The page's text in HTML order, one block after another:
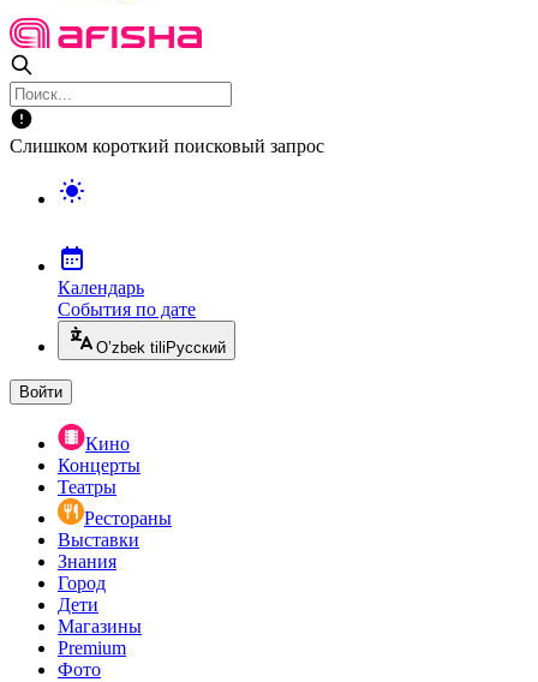
Слишком короткий поисковый запрос
Календарь
События по дате
O’zbek tili Русский
Войти
Кино
Концерты
Театры
Рестораны
Выставки
Знания
Город
Дети
Магазины
Premium
Фото